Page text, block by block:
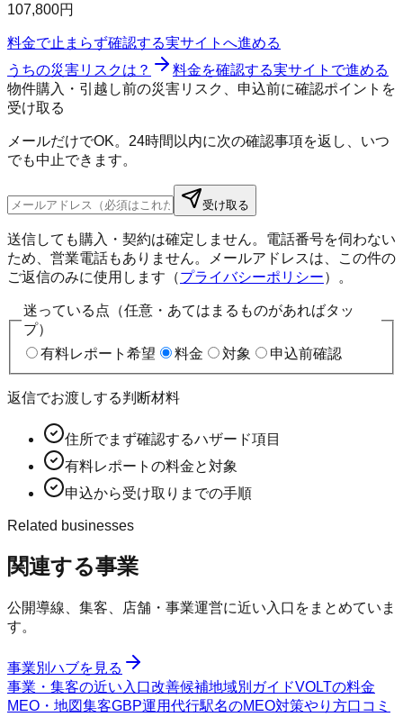
107,800円
料金で止まらず確認する実サイトへ進める
うちの災害リスクは？
料金を確認する実サイトで進める
物件購入・引越し前の災害リスク、申込前に確認ポイントを
受け取る
メールだけでOK。24時間以内に次の確認事項を返し、いつ
でも中止できます。
受け取る
送信しても購入・契約は確定しません。電話番号を伺わない
ため、営業電話もありません。メールアドレスは、この件の
ご返信のみに使用します（プライバシーポリシー）。
迷っている点（任意・あてはまるものがあればタッ
プ）
有料レポート希望
料金 対象 申込前確認
返信でお渡しする判断材料
住所でまず確認するハザード項目
有料レポートの料金と対象
申込から受け取りまでの手順
Related businesses
関連する事業
公開導線、集客、店舗・事業運営に近い入口をまとめていま
す。
事業別ハブを見る
事業・集客の近い入口改善候補地域別ガイドVOLTの料金
MEO・地図集客GBP運用代行駅名のMEO対策やり方口コミ